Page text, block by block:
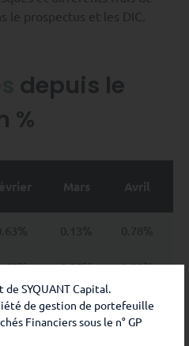
le prospectus et les DIC.
depuis le
%
Mars Avril
0.13% 0.78%
0.35% 0.28%
0.39% 0.39%
SYQUANT Capital.
de gestion de portefeuille
Financiers sous le n° GP